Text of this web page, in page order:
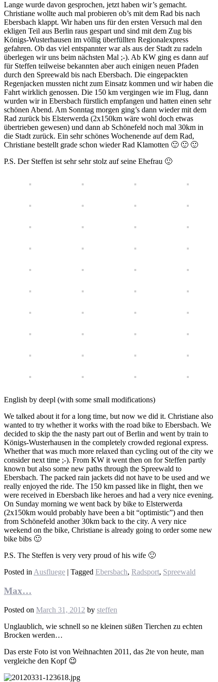
Lange wurde davon gesprochen, jetzt haben wir’s gemacht.
Christiane wollte auch mal probieren ob’s mit dem Rad bis nach
Ebersbach klappt. Wir haben uns für den ersten Versuch mal den
ekligen Teil aus Berlin raus gespart und sind mit dem Zug bis
Königs-Wusterhausen im völlig überfüllten Regionalexpress
gefahren. Ob das viel entspannter war als aus der Stadt zu radeln
überlegen wir uns beim nächsten Mal ;-). Ab KW ging es dann auf
für Steffen teilweise bekannten aber auch einigen neuen Pfaden
durch den Spreewald bis nach Ebersbach. Die eingepackten
Regenjacken mussten nicht zum Einsatz kommen und wir haben die
Fahrt wirklich genossen. Die 150 km vergingen wie im Flug, dann
wurden wir in Ebersbach fürstlich empfangen und hatten einen sehr
schönen Abend. Am Sonntag morgen ging’s dann wieder mit dem
Rad zurück bis Elsterwerda (2x150km wäre wohl doch etwas
übertrieben gewesen) und dann ab Schönefeld noch mal 30km in
die Stadt zurück. Ein sehr schönes Wochenende auf dem Rad,
Christiane bestellt grade schon wieder Rad Klamotten 🙂 🙂 🙂
P.S. Der Steffen ist sehr sehr stolz auf seine Ehefrau 🙂
English by deepl (with some small modifications)
We talked about it for a long time, but now we did it. Christiane also
wanted to try whether it works with the road bike to Ebersbach. We
decided to skip the the nasty part out of Berlin and went by train to
Königs-Wusterhausen in the completely crowded regional express.
Whether that was much more relaxed than cycling out of the city we
consider next time ;-). From KW it went then on for Steffen partly
known but also some new paths through the Spreewald to
Ebersbach. The packed rain jackets did not have to be used and we
really enjoyed the ride. The 150 km passed like in flight, then we
were received in Ebersbach like heroes and had a very nice evening.
On Sunday morning we went back by bike to Elsterwerda
(2x150km would probably have been a bit “optimistic”) and then
from Schönefeld another 30km back to the city. A very nice
weekend on the bike, Christiane is already going to order some new
bike bibs 🙂
P.S. The Steffen is very very proud of his wife 🙂
Posted inAusfluege | Tagged Ebersbach, Radsport, Spreewald
Max…
Posted on March 31, 2012 by steffen
Unglaublich, wie schnell so ne kleinen süßen Tierchen zu echten
Brocken werden…
Das erste Foto ist von Weihnachten 2011, das 2te von heute, man
vergleiche den Kopf 😉